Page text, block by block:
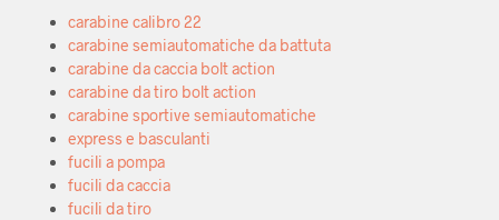
carabine calibro 22
carabine semiautomatiche da battuta
carabine da caccia bolt action
carabine da tiro bolt action
carabine sportive semiautomatiche
express e basculanti
fucili a pompa
fucili da caccia
fucili da tiro